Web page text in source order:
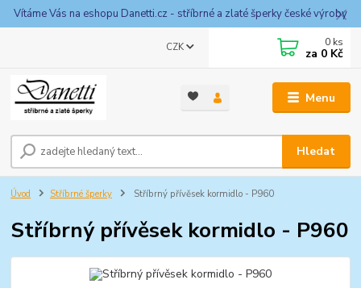
Vítáme Vás na eshopu Danetti.cz - stříbrné a zlaté šperky české výroby
Menu
CZK
Hledat
0 ks
za 0 Kč
Úvod Stříbrné šperky Stříbrný přívěsek kormidlo - P960
Stříbrný přívěsek kormidlo - P960